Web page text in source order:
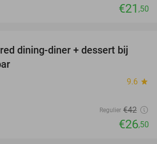
€21 ,50
37%
dining-diner + dessert bij
9.6 star
Regulier €42
€26,50